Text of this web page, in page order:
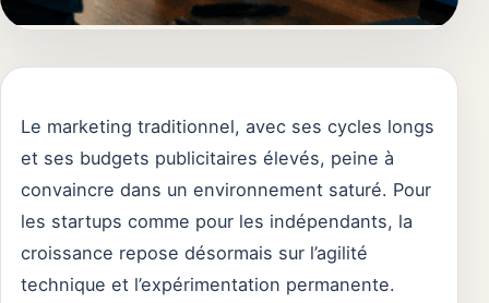
Le marketing traditionnel, avec ses cycles longs
et ses budgets publicitaires élevés, peine à
convaincre dans un environnement saturé. Pour
les startups comme pour les indépendants, la
croissance repose désormais sur l’agilité
technique et l’expérimentation permanente.